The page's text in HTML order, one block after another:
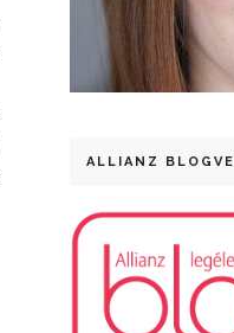
ALLIANZ